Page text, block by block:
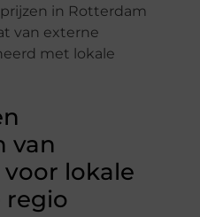
in Rotterdam
van externe
met lokale
van
lokale
regio